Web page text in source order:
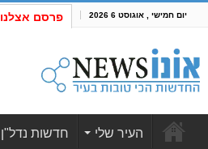
יום חמישי , אוגוסט 6 2026 פרסם אצלנו
העיר שלי חדשות נדל"ן